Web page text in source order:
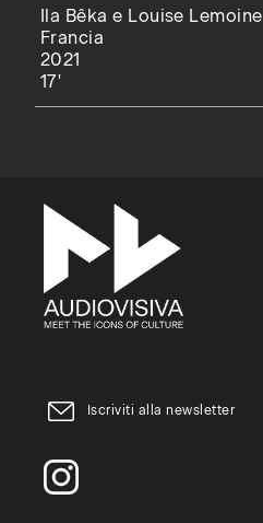
Ila Bêka e Louise Lemoine
Francia
2021
17'
Iscriviti alla newsletter